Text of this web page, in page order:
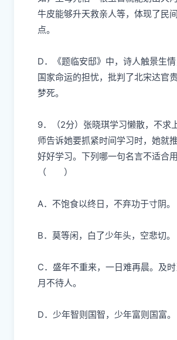
牛皮能够升天救亲人等，体现了民
点。
D．《题临安邸》中，诗人触景生
国家命运的担忧，批判了北宋达官
梦死。
9．（2分） 张晓琪学习懒散，不求
师告诉她要抓紧时间学习时，她就
好好学习。下列哪一句名言不适合
（ ）
A．不饱食以终日，不弃功于寸阴。
B．莫等闲，白了少年头，空悲切。
C．盛年不重来，一日难再晨。及
月不待人。
D．少年智则国智，少年富则国富。